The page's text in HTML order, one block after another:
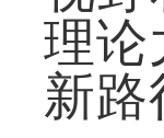
理论
新